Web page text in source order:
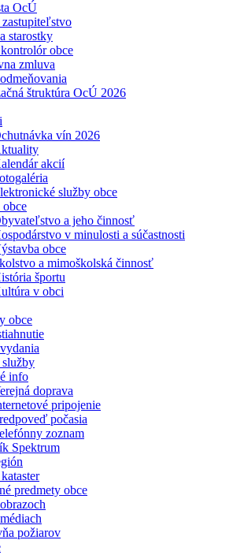
OcÚ
zastupiteľstvo
starostky
obce
zmluva
štruktúra OcÚ 2026
vín 2026
akcií
služby obce
a jeho činnosť
v minulosti a súčastnosti
obce
a mimoškolská činnosť
športu
v obci
obce
info
doprava
pripojenie
počasia
zoznam
Spektrum
predmety obce
požiarov